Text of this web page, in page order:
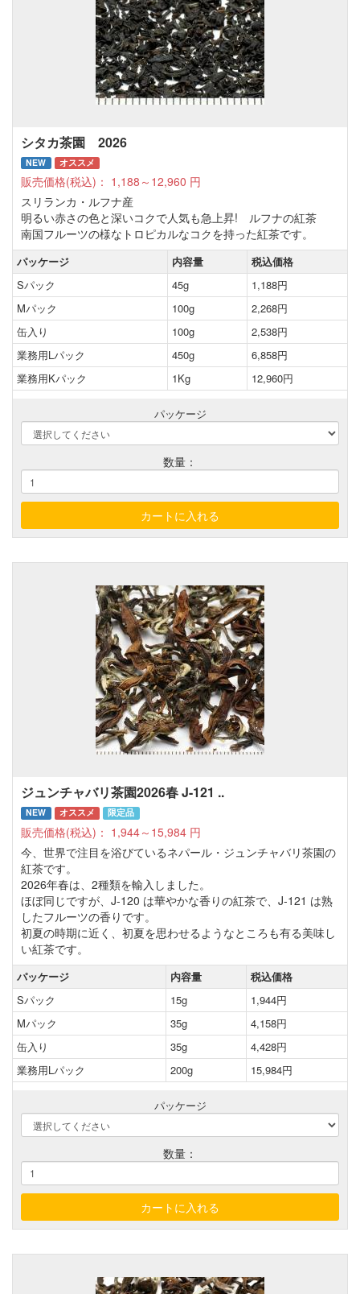
シタカ茶園 2026
NEW オススメ
販売価格(税込)： 1,188～12,960 円
スリランカ・ルフナ産
明るい赤さの色と深いコクで人気も急上昇! ルフナの紅茶
南国フルーツの様なトロピカルなコクを持った紅茶です。
パッケージ 内容量
税込価格
Sパック
45g
1,188円
Mパック
100g
2,268円
缶入り
100g
2,538円
業務用Lパック
450g
6,858円
業務用Kパック
1Kg 12,960円
パッケージ
数量：
ジュンチャバリ茶園2026春 J-121 ..
NEW オススメ 限定品
販売価格(税込)： 1,944～15,984 円
今、世界で注目を浴びているネパール・ジュンチャバリ茶園の
紅茶です。
2026年春は、2種類を輸入しました。
ほぼ同じですが、J-120 は華やかな香りの紅茶で、J-121 は熟
したフルーツの香りです。
初夏の時期に近く、初夏を思わせるようなところも有る美味し
い紅茶です。
パッケージ 内容量
税込価格
Sパック
15g
1,944円
Mパック
35g
4,158円
缶入り
35g
4,428円
業務用Lパック
200g 15,984円
パッケージ
数量：